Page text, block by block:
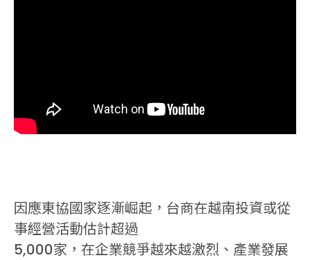
因應東協國家逐漸崛起，台商在越南投資或從
事經營活動估計超過
5,000家，在企業競爭越來越激烈、產業發展